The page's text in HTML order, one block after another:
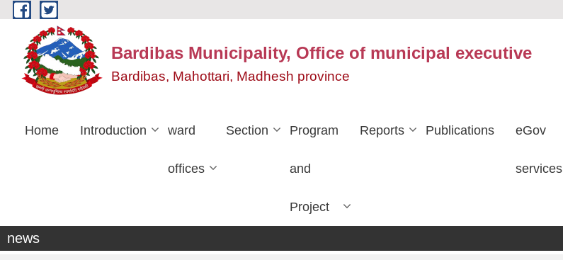
Skip to main content
Bardibas Municipality, Office of municipal executive
Bardibas, Mahottari, Madhesh province
Home Introduction ward
offices
Section Program
and
Project
Reports Publications eGov
services
news